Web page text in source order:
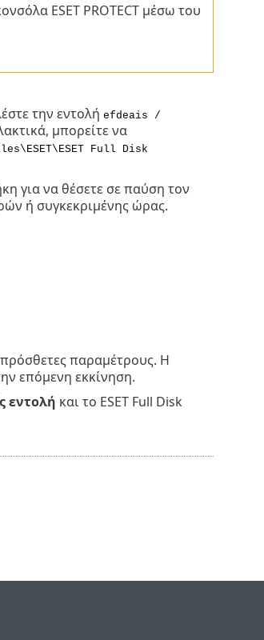
ESET PROTECT μέσω του
την εντολή efdeais /
μπορείτε να
Full Disk
για να θέσετε σε παύση τον
ή συγκεκριμένης ώρας.
πρόσθετες παραμέτρους. Η
επόμενη εκκίνηση.
εντολή και το ESET Full Disk